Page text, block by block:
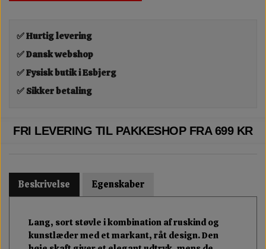
✅ Hurtig levering
✅ Dansk webshop
✅ Fysisk butik i Esbjerg
✅ Sikker betaling
FRI LEVERING TIL PAKKESHOP FRA 699 KR
Beskrivelse Egenskaber
Lang, sort støvle i kombination af ruskind og
kunstlæder med et markant, råt design. Den